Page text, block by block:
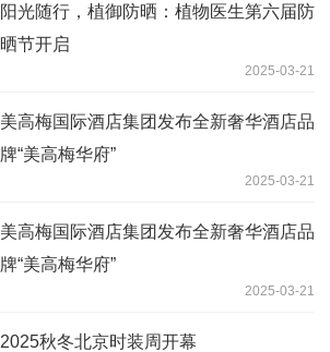
阳光随行，植御防晒：植物医生第六届防
晒节开启
2025-03-21
美高梅国际酒店集团发布全新奢华酒店品
牌“美高梅华府”
2025-03-21
美高梅国际酒店集团发布全新奢华酒店品
牌“美高梅华府”
2025-03-21
2025秋冬北京时装周开幕